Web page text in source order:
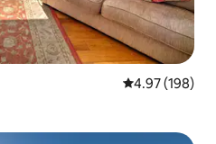
औसत रेटिंग 5 में से
4.97 (198)